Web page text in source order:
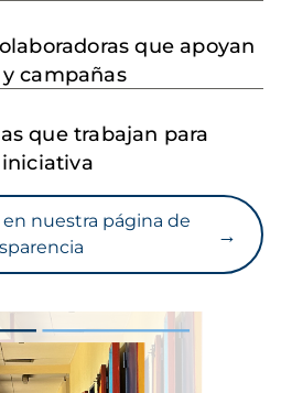
que apoyan
campañas
que trabajan para
nuestra página de
→